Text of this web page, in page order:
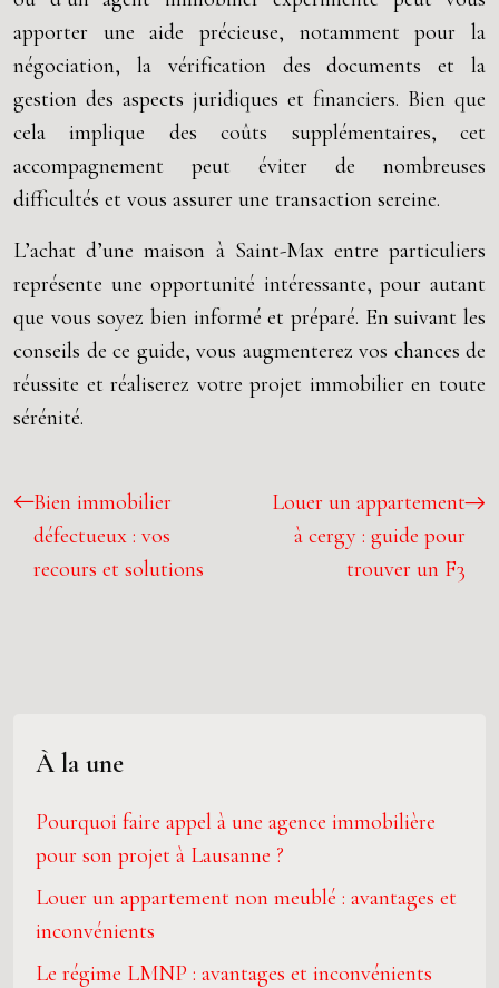
apporter une aide précieuse, notamment pour la
négociation, la vérification des documents et la
gestion des aspects juridiques et financiers. Bien que
cela implique des coûts supplémentaires, cet
accompagnement peut éviter de nombreuses
difficultés et vous assurer une transaction sereine.
L’achat d’une maison à Saint-Max entre particuliers
représente une opportunité intéressante, pour autant
que vous soyez bien informé et préparé. En suivant les
conseils de ce guide, vous augmenterez vos chances de
réussite et réaliserez votre projet immobilier en toute
sérénité.
Bien immobilier
défectueux : vos
recours et solutions
Louer un appartement
à cergy : guide pour
trouver un F3
À la une
Pourquoi faire appel à une agence immobilière
pour son projet à Lausanne ?
Louer un appartement non meublé : avantages et
inconvénients
Le régime LMNP : avantages et inconvénients